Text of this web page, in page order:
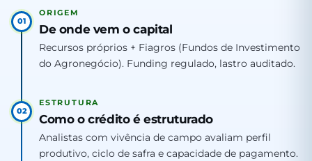
01
ORIGEM
De onde vem o capital
Recursos próprios + Fiagros (Fundos de Investimento
do Agronegócio). Funding regulado, lastro auditado.
02
ESTRUTURA
Como o crédito é estruturado
Analistas com vivência de campo avaliam perfil
produtivo, ciclo de safra e capacidade de pagamento.